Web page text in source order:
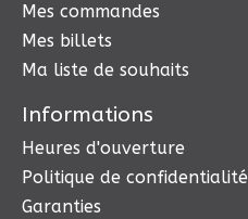
Mes commandes
Mes billets
Ma liste de souhaits
Informations
Heures d'ouverture
Politique de confidentialité
Garanties